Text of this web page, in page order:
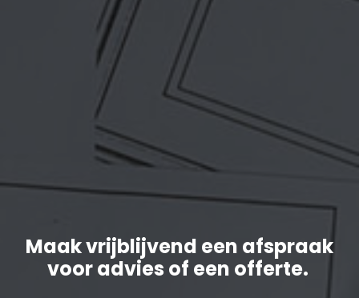
Maak vrijblijvend een afspraak
voor advies of een offerte.